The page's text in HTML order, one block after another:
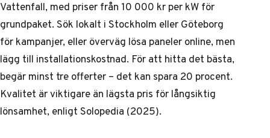
Vattenfall, med priser från 10 000 kr per kW för
grundpaket. Sök lokalt i Stockholm eller Göteborg
för kampanjer, eller överväg lösa paneler online, men
lägg till installationskostnad. För att hitta det bästa,
begär minst tre offerter – det kan spara 20 procent.
Kvalitet är viktigare än lägsta pris för långsiktig
lönsamhet, enligt Solopedia (2025).